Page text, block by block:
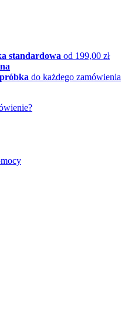
standardowa od 199,00 zł
do każdego zamówienia